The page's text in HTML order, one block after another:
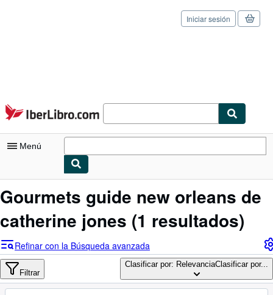
Pasar al contenido principal
IberLibro.com
Iniciar sesión
Menú
Mi cuenta
Consultar mis pedidos
Búsqueda avanzada
Colecciones
Gourmets guide new orleans de
catherine jones (1 resultados)
Refinar con la Búsqueda avanzada
Filtrar
Clasificar por: RelevanciaClasificar por...